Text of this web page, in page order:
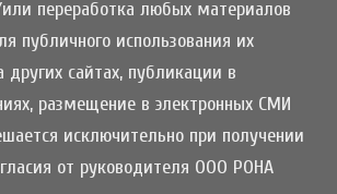
переработка любых материалов
публичного использования их
сайтах, публикации в
размещение в электронных СМИ
исключительно при получении
от руководителя ООО РОНА